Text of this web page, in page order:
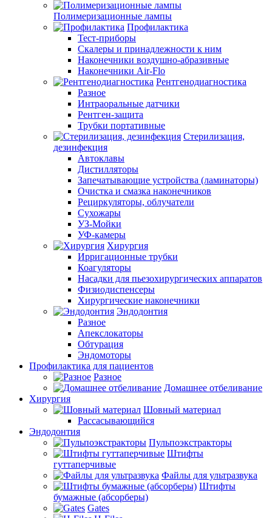
Полимеризационные лампы
Профилактика
Тест-приборы
Скалеры и принадлежности к ним
Наконечники воздушно-абразивные
Наконечники Air-Flo
Рентгенодиагностика
Разное
Интраоральные датчики
Рентген-защита
Трубки портативные
Стерилизация,
дезинфекция
Автоклавы
Дистилляторы
Запечатывающие устройства (ламинаторы)
Очистка и смазка наконечников
Рециркуляторы, облучатели
Сухожары
УЗ-Мойки
УФ-камеры
Хирургия
Ирригационные трубки
Коагуляторы
Насадки для пьезохирургических аппаратов
Физиодиспенсеры
Хирургические наконечники
Эндодонтия
Разное
Апекслокаторы
Обтурация
Эндомоторы
Профилактика для пациентов
Разное
Домашнее отбеливание
Хирургия
Шовный материал
Рассасывающийся
Эндодонтия
Пульпоэкстракторы
Штифты
гуттаперчивые
Файлы для ультразвука
Штифты
бумажные (абсорберы)
Gates